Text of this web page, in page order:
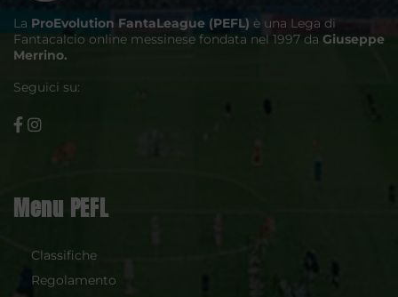
La ProEvolution FantaLeague (PEFL) è una Lega di
Fantacalcio online messinese fondata nel 1997 da Giuseppe
Merrino.
Seguici su:
Menu PEFL
Classifiche
Regolamento